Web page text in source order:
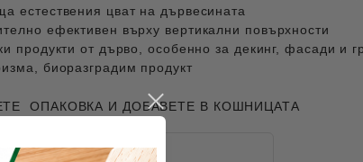
естествения цват на дървесината
ефективен върху вертикални повърхности
продукти от дърво, особенно за декинг, фасади и
биоразградим продукт
ОПАКОВКА И ДОБАВЕТЕ В КОШНИЦАТА
цени за доставка